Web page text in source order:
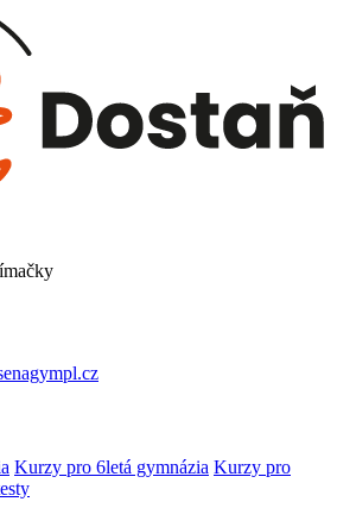
Kurzy pro 6letá gymnázia Kurzy pro